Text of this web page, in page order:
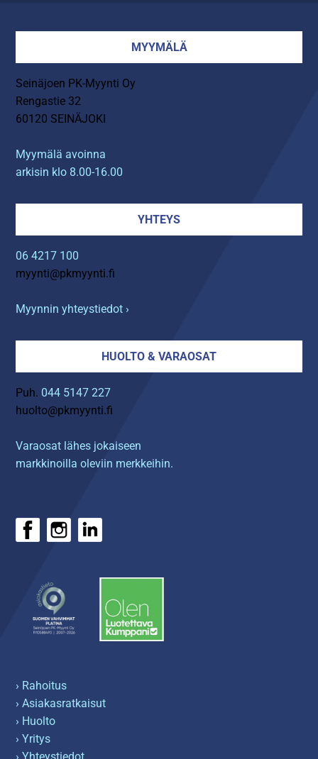
MYYMÄLÄ
Seinäjoen PK-Myynti Oy
Rengastie 32
60120 SEINÄJOKI
Myymälä avoinna
arkisin klo 8.00-16.00
YHTEYS
06 4217 100
myynti@pkmyynti.fi
Myynnin yhteystiedot ›
HUOLTO & VARAOSAT
Puh. 044 5147 227
huolto@pkmyynti.fi
Varaosat lähes jokaiseen
markkinoilla oleviin merkkeihin.
› Rahoitus
› Asiakasratkaisut
› Huolto
› Yritys
› Yhteystiedot